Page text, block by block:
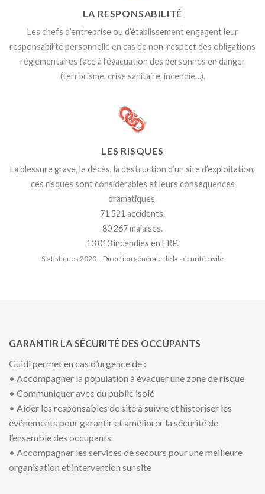
LA RESPONSABILITÉ
Les chefs d’entreprise ou d’établissementengagent leur
responsabilité personnelleen cas de non-respect des obligations
réglementaires face à l’évacuation des personnes en danger
(terrorisme, crise sanitaire, incendie…).
LES RISQUES
La blessure grave, le décès, la destruction d’un site d’exploitation,
ces risques sont considérables et leurs conséquences
dramatiques.
71 521 accidents.
80 267 malaises.
13 013 incendies en ERP.
Statistiques 2020 – Direction générale de la sécurité civile
GARANTIR LA SÉCURITÉ DES OCCUPANTS
Guidi permet en cas d’urgence de :
• Accompagner la population à évacuer une zone de risque
• Communiquer avec du public isolé
• Aider les responsables de site à suivre et historiser les
événements pour garantir et améliorer la sécurité de
l’ensemble des occupants
• Accompagner les services de secours pour une meilleure
organisation et intervention sur site